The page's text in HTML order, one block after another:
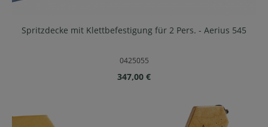
Spritzdecke mit Klettbefestigung für 2 Pers. - Aerius 545
0425055
Regulärer Preis:
347,00 €